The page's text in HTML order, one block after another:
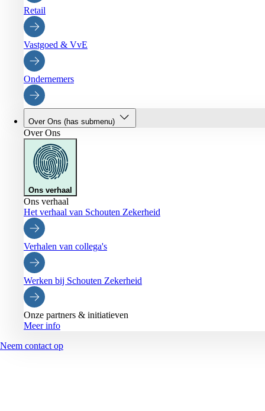
Retail
Vastgoed & VvE
Ondernemers
Over Ons (has submenu)
Over Ons
Ons verhaal
Ons verhaal
Het verhaal van Schouten Zekerheid
Verhalen van collega's
Werken bij Schouten Zekerheid
Onze partners & initiatieven
Meer info
Neem contact op